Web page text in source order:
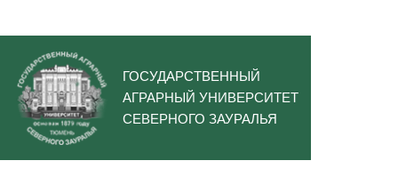
ГОСУДАРСТВЕННЫЙ
АГРАРНЫЙ УНИВЕРСИТЕТ
СЕВЕРНОГО ЗАУРАЛЬЯ